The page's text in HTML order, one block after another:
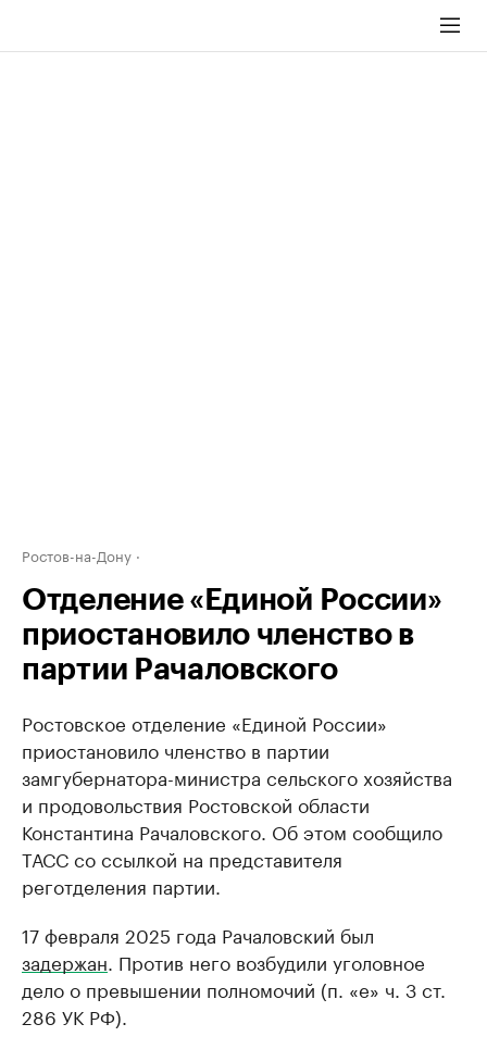
Ростов-на-Дону
Отделение «Единой России»
приостановило членство в
партии Рачаловского
Ростовское отделение «Единой России»
приостановило членство в партии
замгубернатора-министра сельского хозяйства
и продовольствия Ростовской области
Константина Рачаловского. Об этом сообщило
ТАСС со ссылкой на представителя
реготделения партии.
17 февраля 2025 года Рачаловский был
задержан . Против него возбудили уголовное
дело о превышении полномочий (п. «е» ч. 3 ст.
286 УК РФ).